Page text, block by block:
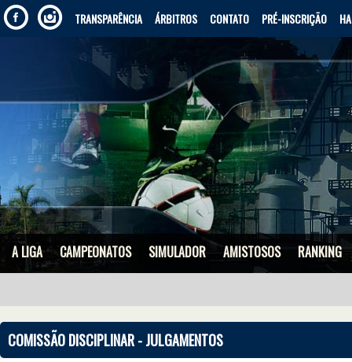
TRANSPARÊNCIA ÁRBITROS CONTATO PRÉ-INSCRIÇÃO
A LIGA CAMPEONATOS SIMULADOR AMISTOSOS RANKING
COMISSÃO DISCIPLINAR - JULGAMENTOS